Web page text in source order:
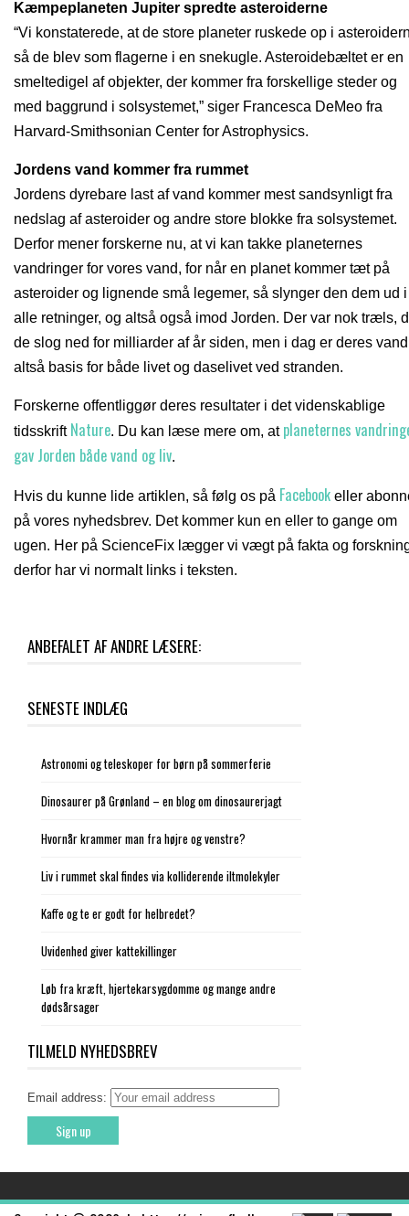
Kæmpeplaneten Jupiter spredte asteroiderne
“Vi konstaterede, at de store planeter ruskede op i
så de blev som flagerne i en snekugle. Asteroidebæltet er en
smeltedigel af objekter, der kommer fra forskellige steder og
med baggrund i solsystemet,” siger Francesca DeMeo fra
Harvard-Smithsonian Center for Astrophysics.
Jordens vand kommer fra rummet
Jordens dyrebare last af vand kommer mest sandsynligt fra
nedslag af asteroider og andre store blokke fra solsystemet.
Derfor mener forskerne nu, at vi kan takke planeternes
vandringer for vores vand, for når en planet kommer tæt på
asteroider og lignende små legemer, så slynger den dem ud i
alle retninger, og altså også imod Jorden. Der var nok træls,
de slog ned for milliarder af år siden, men i dag er deres vand
altså basis for både livet og daselivet ved stranden.
Forskerne offentliggør deres resultater i det videnskablige
tidsskrift Nature. Du kan læse mere om, at planeternes
gav Jorden både vand og liv.
Hvis du kunne lide artiklen, så følg os på Facebook eller
på vores nyhedsbrev. Det kommer kun en eller to gange om
ugen. Her på ScienceFix lægger vi vægt på fakta og
derfor har vi normalt links i teksten.
ANBEFALET AF ANDRE LÆSERE:
SENESTE INDLÆG
Astronomi og teleskoper for børn på sommerferie
Dinosaurer på Grønland – en blog om dinosaurerjagt
Hvornår krammer man fra højre og venstre?
Liv i rummet skal findes via kolliderende iltmolekyler
Kaffe og te er godt for helbredet?
Uvidenhed giver kattekillinger
Løb fra kræft, hjertekarsygdomme og mange andre
dødsårsager
TILMELD NYHEDSBREV
Email address: